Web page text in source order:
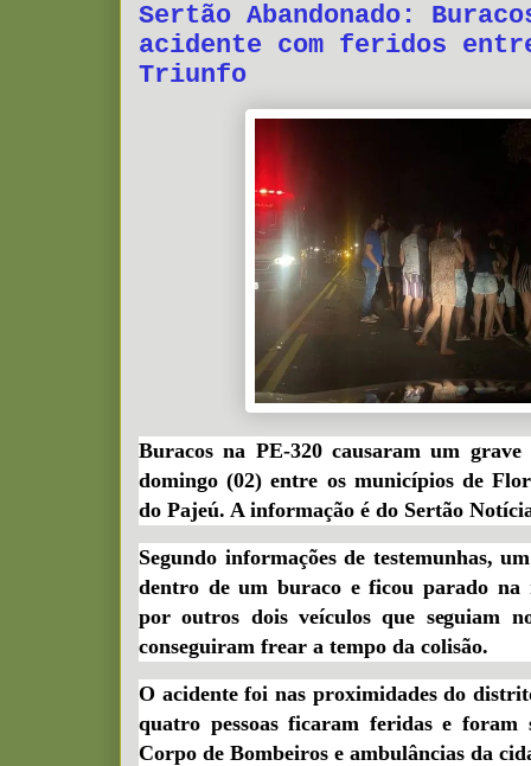
Sertão Abandonado:
acidente com feridos
Triunfo
Buracos na PE-320 causaram um grave
domingo (02) entre os municípios de
do Pajeú. A informação é do Sertão
Segundo informações de testemunhas,
dentro de um buraco e ficou parado na
por outros dois veículos que seguiam
conseguiram frear a tempo da colisão.
O acidente foi nas proximidades do
quatro pessoas ficaram feridas e foram
Corpo de Bombeiros e ambulâncias da